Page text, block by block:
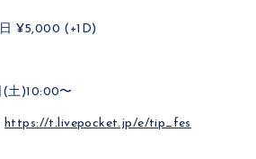
¥5,000 (+1D)
(土)10:00〜
https://t.livepocket.jp/e/tip_fes